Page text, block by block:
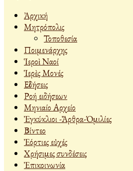
Ἀρχική
Μητρόπολις
Τοποθεσία
Ποιμενάρχης
Ἱεροὶ Ναοί
Ἱερὲς Μονές
Εἰδήσεις
Ροή ειδήσεων
Μηνιαίο Αρχείο
Ἐγκύκλιοι -Ἄρθρα-Ὁμιλίες
Βίντεο
Ἐόρτιες εὐχές
Χρήσιμες συνδέσεις
Ἐπικοινωνία